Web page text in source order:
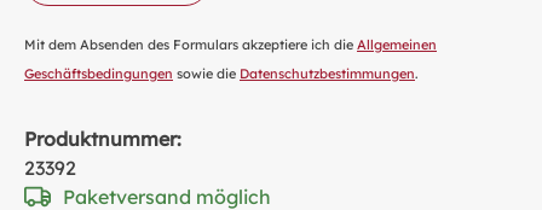
Mit dem Absenden des Formulars akzeptiere ich die Allgemeinen
Geschäftsbedingungen sowie die Datenschutzbestimmungen.
Produktnummer:
23392
Paketversand möglich